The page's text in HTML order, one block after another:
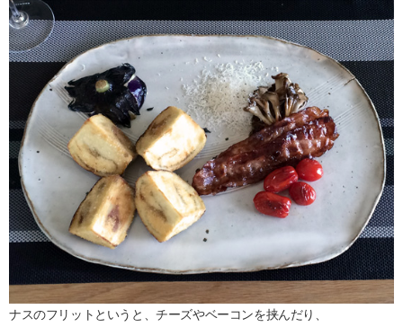
ナスのフリットというと、チーズやベーコンを挟んだり、